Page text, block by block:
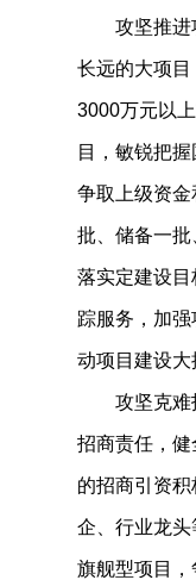
攻坚推进项
长远的大项
3000万元以
目，敏锐把
争取上级资
批、储备一
落实定建设
踪服务，加
动项目建设大
攻坚克难招
招商责任，
的招商引资
企、行业龙
旗舰型项目